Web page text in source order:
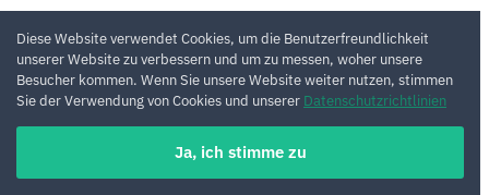
Diese Website verwendet Cookies, um die Benutzerfreundlichkeit
unserer Website zu verbessern und um zu messen, woher unsere
Besucher kommen. Wenn Sie unsere Website weiter nutzen, stimmen
Sie der Verwendung von Cookies und unserer Datenschutzrichtlinien
Ja, ich stimme zu